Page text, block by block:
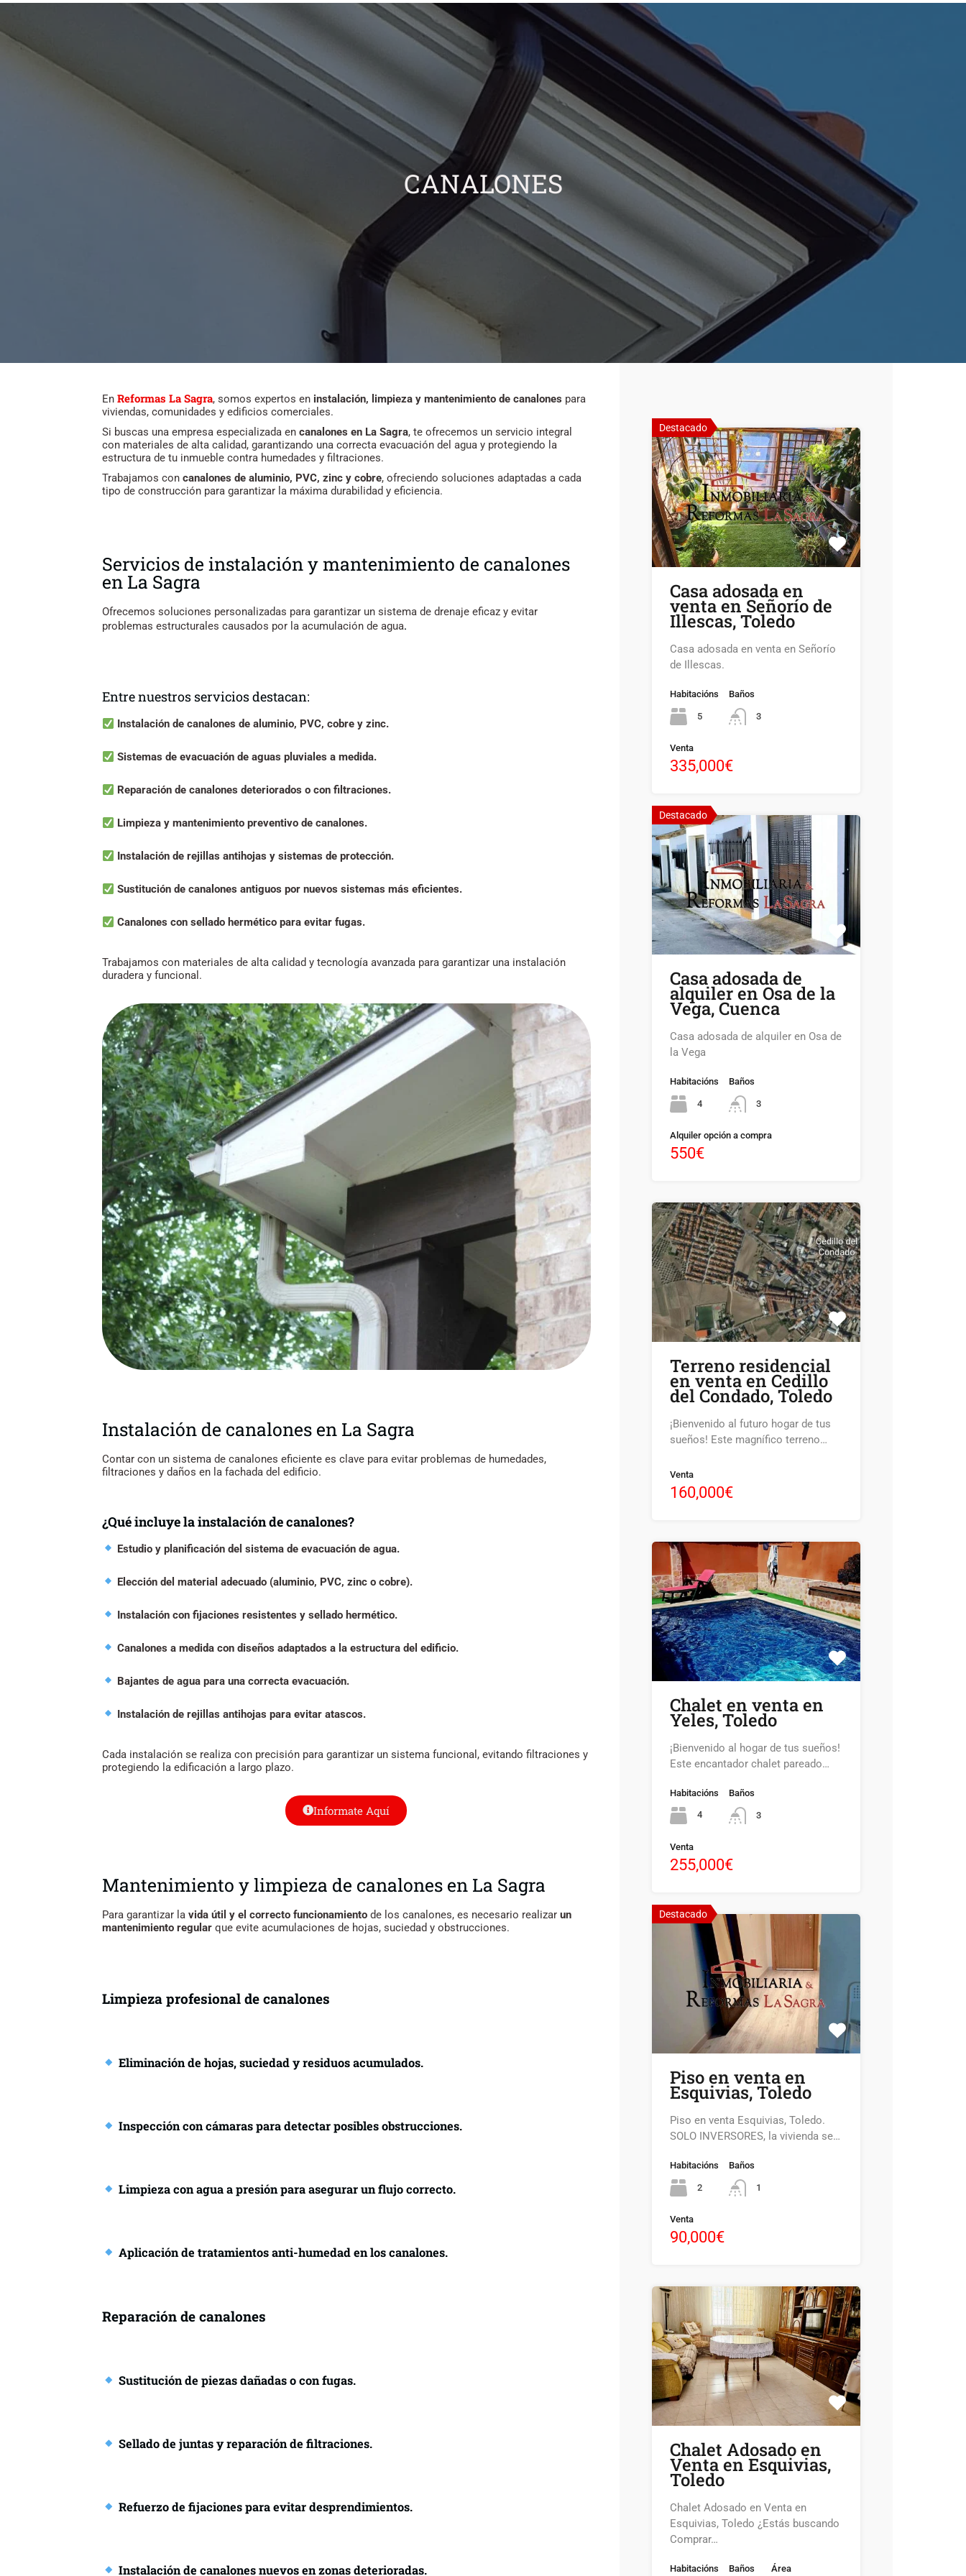
CANALONES
En Reformas La Sagra, somos expertos en instalación, limpieza y mantenimiento de canalones para
viviendas, comunidades y edificios comerciales.
Si buscas una empresa especializada en canalones en La Sagra, te ofrecemos un servicio integral
con materiales de alta calidad, garantizando una correcta evacuación del agua y protegiendo la
estructura de tu inmueble contra humedades y filtraciones.
Trabajamos con canalones de aluminio, PVC, zinc y cobre, ofreciendo soluciones adaptadas a cada
tipo de construcción para garantizar la máxima durabilidad y eficiencia.
Servicios de instalación y mantenimiento de canalones
en La Sagra
Ofrecemos soluciones personalizadas para garantizar un sistema de drenaje eficaz y evitar
problemas estructurales causados por la acumulación de agua.
Entre nuestros servicios destacan:
Instalación de canalones de aluminio, PVC, cobre y zinc.
Sistemas de evacuación de aguas pluviales a medida.
Reparación de canalones deteriorados o con filtraciones.
Limpieza y mantenimiento preventivo de canalones.
Instalación de rejillas antihojas y sistemas de protección.
Sustitución de canalones antiguos por nuevos sistemas más eficientes.
Canalones con sellado hermético para evitar fugas.
Trabajamos con materiales de alta calidad y tecnología avanzada para garantizar una instalación
duradera y funcional.
Instalación de canalones en La Sagra
Contar con un sistema de canalones eficiente es clave para evitar problemas de humedades,
filtraciones y daños en la fachada del edificio.
¿Qué incluye la instalación de canalones?
Estudio y planificación del sistema de evacuación de agua.
Elección del material adecuado (aluminio, PVC, zinc o cobre).
Instalación con fijaciones resistentes y sellado hermético.
Canalones a medida con diseños adaptados a la estructura del edificio.
Bajantes de agua para una correcta evacuación.
Instalación de rejillas antihojas para evitar atascos.
Cada instalación se realiza con precisión para garantizar un sistema funcional, evitando filtraciones y
protegiendo la edificación a largo plazo.
Informate Aquí
Mantenimiento y limpieza de canalones en La Sagra
Para garantizar la vida útil y el correcto funcionamiento de los canalones, es necesario realizar un
mantenimiento regular que evite acumulaciones de hojas, suciedad y obstrucciones.
Limpieza profesional de canalones
Eliminación de hojas, suciedad y residuos acumulados.
Inspección con cámaras para detectar posibles obstrucciones.
Limpieza con agua a presión para asegurar un flujo correcto.
Aplicación de tratamientos anti-humedad en los canalones.
Reparación de canalones
Sustitución de piezas dañadas o con fugas.
Sellado de juntas y reparación de filtraciones.
Refuerzo de fijaciones para evitar desprendimientos.
Instalación de canalones nuevos en zonas deterioradas.
Destacado
Casa adosada en
venta en Señorío de
Illescas, Toledo
Casa adosada en venta en Señorío
de Illescas.
Habitacións
5
Baños
3
Venta
335,000€
Destacado
Casa adosada de
alquiler en Osa de la
Vega, Cuenca
Casa adosada de alquiler en Osa de
la Vega
Habitacións
4
Baños
3
Alquiler opción a compra
550€
Terreno residencial
en venta en Cedillo
del Condado, Toledo
¡Bienvenido al futuro hogar de tus
sueños! Este magnífico terreno…
Venta
160,000€
Chalet en venta en
Yeles, Toledo
¡Bienvenido al hogar de tus sueños!
Este encantador chalet pareado…
Habitacións
4
Baños
3
Venta
255,000€
Destacado
Piso en venta en
Esquivias, Toledo
Piso en venta Esquivias, Toledo.
SOLO INVERSORES, la vivienda se…
Habitacións
2
Baños
1
Venta
90,000€
Chalet Adosado en
Venta en Esquivias,
Toledo
Chalet Adosado en Venta en
Esquivias, Toledo ¿Estás buscando
Comprar…
Habitacións Baños Área